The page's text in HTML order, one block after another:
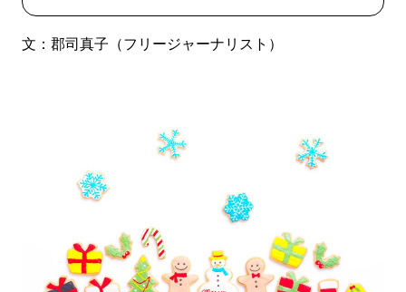
文：郡司真子（フリージャーナリスト）